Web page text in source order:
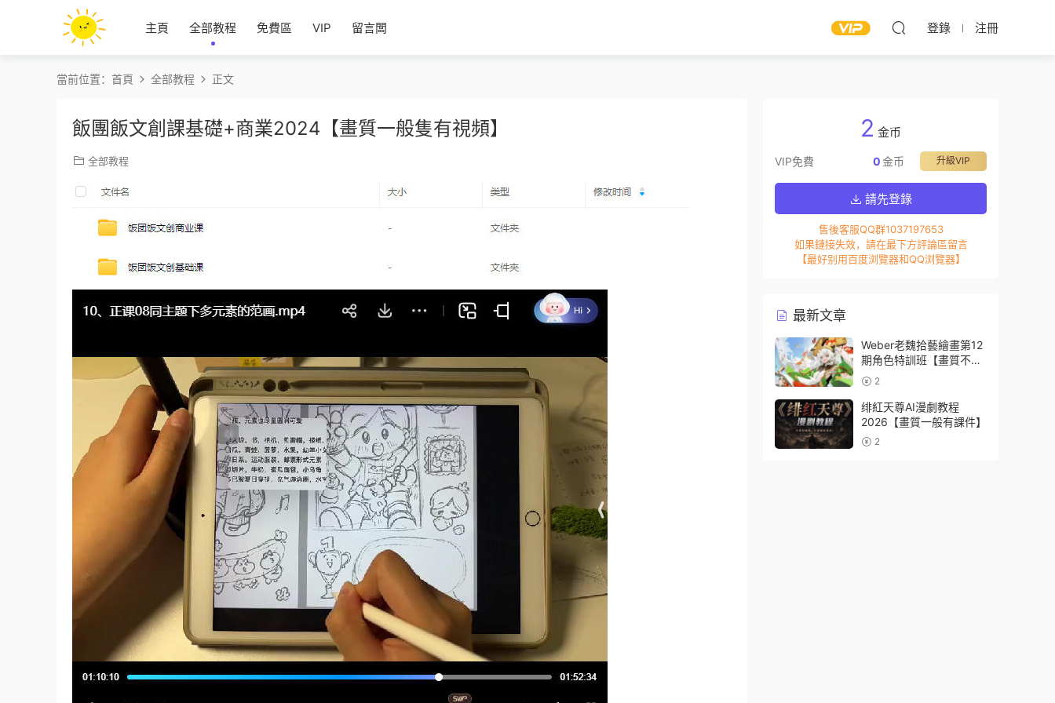
主頁 全部教程 免費區 VIP 留言闆 登錄 注冊
當前位置： 首頁 全部教程 正文
飯團飯文創課基礎+商業2024【畫質一般隻有視頻】
全部教程
2 金币
VIP免費 升級VIP
0金币
請先登錄
售後客服QQ群1037197653
如果鏈接失效，請在最下方評論區留言
【最好别用百度浏覽器和QQ浏覽器】
最新文章
Weber老魏拾藝繪畫第12
期角色特訓班【畫質不錯
隻有視頻】
2
绯紅天尊AI漫劇教程
2026【畫質一般有課件】
2